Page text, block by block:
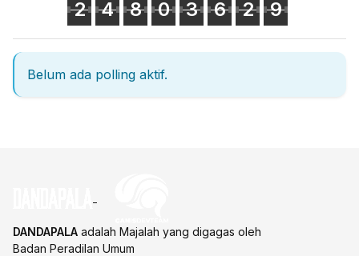
2 4 8 0 3 6 2 9
Belum ada polling aktif.
DANDAPALA adalah Majalah yang digagas oleh
Badan Peradilan Umum